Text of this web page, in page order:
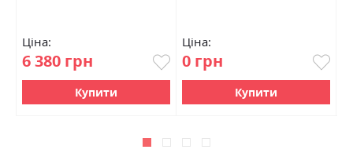
Ціна:
6 380 грн
Купити
Ціна:
0 грн
Купити